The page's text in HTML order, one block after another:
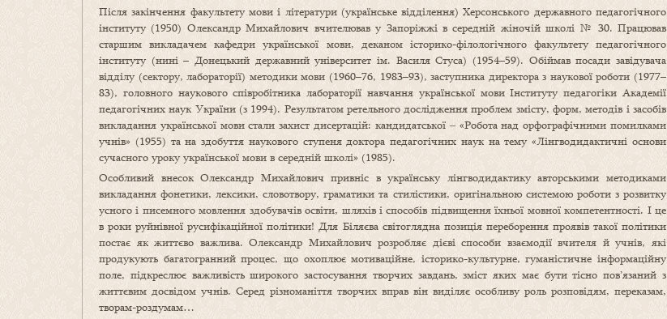
Після закінчення факультету мови і літератури (українське відділення) Херсонського державного педагогічного
інституту (1950) Олександр Михайлович вчителював у Запоріжжі в середній жіночій школі № 30. Працював
старшим викладачем кафедри української мови, деканом історико-філологічного факультету педагогічного
інституту (нині – Донецький державний університет ім. Василя Стуса) (1954–59). Обіймав посади завідувача
відділу (сектору, лабораторії) методики мови (1960–76, 1983–93), заступника директора з наукової роботи (1977–
83), головного наукового співробітника лабораторії навчання української мови Інституту педагогіки Академії
педагогічних наук України (з 1994). Результатом ретельного дослідження проблем змісту, форм, методів і засобів
викладання української мови стали захист дисертацій: кандидатської ‒ «Робота над орфографічними помилками
учнів» (1955) та на здобуття наукового ступеня доктора педагогічних наук на тему «Лінгводидактичні основи
сучасного уроку української мови в середній школі» (1985).
Особливий внесок Олександр Михайлович привніс в українську лінгводидактику авторськими методиками
викладання фонетики, лексики, словотвору, граматики та стилістики, оригінальною системою роботи з розвитку
усного і писемного мовлення здобувачів освіти, шляхів і способів підвищення їхньої мовної компетентності. І це
в роки руйнівної русифікаційної політики! Для Біляєва світоглядна позиція переборення проявів такої політики
постає як життєво важлива. Олександр Михайлович розробляє дієві способи взаємодії вчителя й учнів, які
продукують багатогранний процес, що охоплює мотиваційне, історико-культурне, гуманістичне інформаційну
поле, підкреслює важливість широкого застосування творчих завдань, зміст яких має бути тісно пов’язаний з
життєвим досвідом учнів. Серед різноманіття творчих вправ він виділяє особливу роль розповідям, переказам,
творам-роздумам…